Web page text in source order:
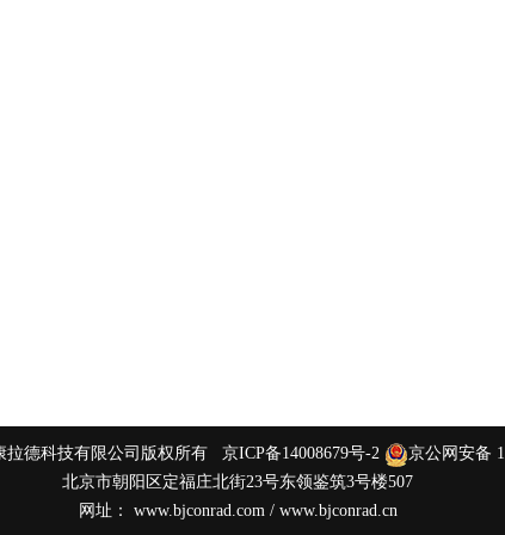
拉德科技有限公司版权所有 京ICP备14008679号-2
京公网安备
北京市朝阳区定福庄北街23号东领鉴筑3号楼507
网址： www.bjconrad.com/ www.bjconrad.cn